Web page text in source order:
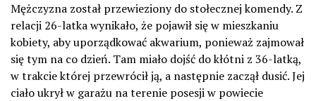
Mężczyzna został przewieziony do stołecznej komendy. Z
relacji 26-latka wynikało, że pojawił się w mieszkaniu
kobiety, aby uporządkować akwarium, ponieważ zajmował
się tym na co dzień. Tam miało dojść do kłótni z 36-latką,
w trakcie której przewrócił ją, a następnie zaczął dusić. Jej
ciało ukrył w garażu na terenie posesji w powiecie